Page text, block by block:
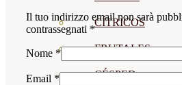
CÍTRICOS
FRUTALES
CÉSPED
Il tuo indirizzo email non sarà
contrassegnati *
Nome *
Email *